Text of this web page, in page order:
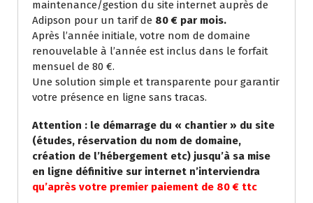
maintenance/gestion du site internet auprès de
Adipson pour un tarif de 80 € par mois.
Après l’année initiale, votre nom de domaine
renouvelable à l’année est inclus dans le forfait
mensuel de 80 €.
Une solution simple et transparente pour garantir
votre présence en ligne sans tracas.
Attention : le démarrage du « chantier » du site
(études, réservation du nom de domaine,
création de l’hébergement etc) jusqu’à sa mise
en ligne définitive sur internet n’interviendra
qu’après votre premier paiement de 80 € ttc